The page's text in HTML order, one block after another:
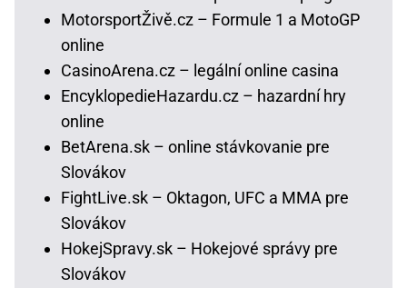
MotorsportŽivě.cz – Formule 1 a MotoGP
online
CasinoArena.cz – legální online casina
EncyklopedieHazardu.cz – hazardní hry
online
BetArena.sk – online stávkovanie pre
Slovákov
FightLive.sk – Oktagon, UFC a MMA pre
Slovákov
HokejSpravy.sk – Hokejové správy pre
Slovákov